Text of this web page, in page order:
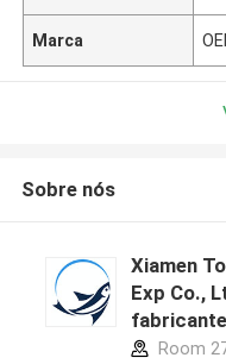
Marca
Sobre nós
Xiamen
Exp Co.,
fabricante
Room